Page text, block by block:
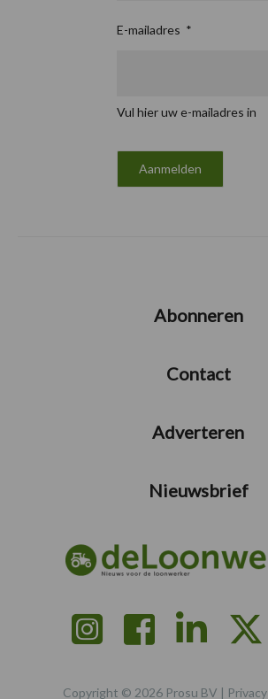
E-mailadres *
Vul hier uw e-mailadres in
Abonneren
Contact
Adverteren
Nieuwsbrief
Copyright © 2026 Prosu BV | Privacy